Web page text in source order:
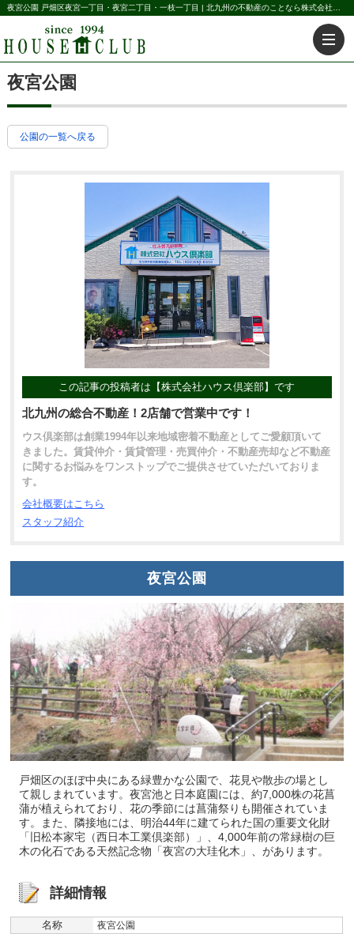
夜宮公園 戸畑区夜宮一丁目・夜宮二丁目・一枝一丁目 | 北九州の不動産のことなら株式会社ハウス倶楽部
夜宮公園
公園の一覧へ戻る
この記事の投稿者は【株式会社ハウス倶楽部】です
北九州の総合不動産！2店舗で営業中です！
ウス倶楽部は創業1994年以来地域密着不動産としてご愛顧頂いて
きました。賃貸仲介・賃貸管理・売買仲介・不動産売却など不動産
に関するお悩みをワンストップでご提供させていただいておりま
す。
会社概要はこちら
スタッフ紹介
夜宮公園
戸畑区のほぼ中央にある緑豊かな公園で、花見や散歩の場とし
て親しまれています。夜宮池と日本庭園には、約7,000株の花菖
蒲が植えられており、花の季節には菖蒲祭りも開催されていま
す。また、隣接地には、明治44年に建てられた国の重要文化財
「旧松本家宅（西日本工業倶楽部）」、4,000年前の常緑樹の巨
木の化石である天然記念物「夜宮の大珪化木」、があります。
詳細情報
名称 夜宮公園